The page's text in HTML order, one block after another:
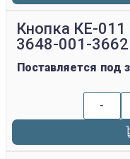
Кнопка КЕ-
3648-001-
Поставляется под
-